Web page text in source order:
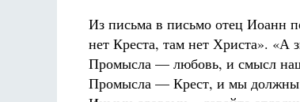
Из письма в письмо отец Иоанн
нет Креста, там нет Христа». «А
Промысла — любовь, и смысл
Промысла — Крест, и мы должны